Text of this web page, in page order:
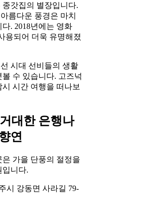
갓집의 별장입니다.
름다운 풍경은 마치
. 2018년에는 영화
용되어 더욱 유명해졌
시대 선비들의 생활
수 있습니다. 고즈넉
시간 여행을 떠나보
대한 은행나
연
가을 단풍의 절정을
입니다.
시 강동면 사라길 79-